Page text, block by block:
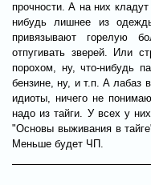
прочности. А на них
нибудь лишнее из
привязывают горелую
отпугивать зверей. Или
порохом, ну, что-нибудь
бензине, ну, и т.п. А лабаз
идиоты, ничего не
надо из тайги. У всех у
"Основы выживания в
Меньше будет ЧП.